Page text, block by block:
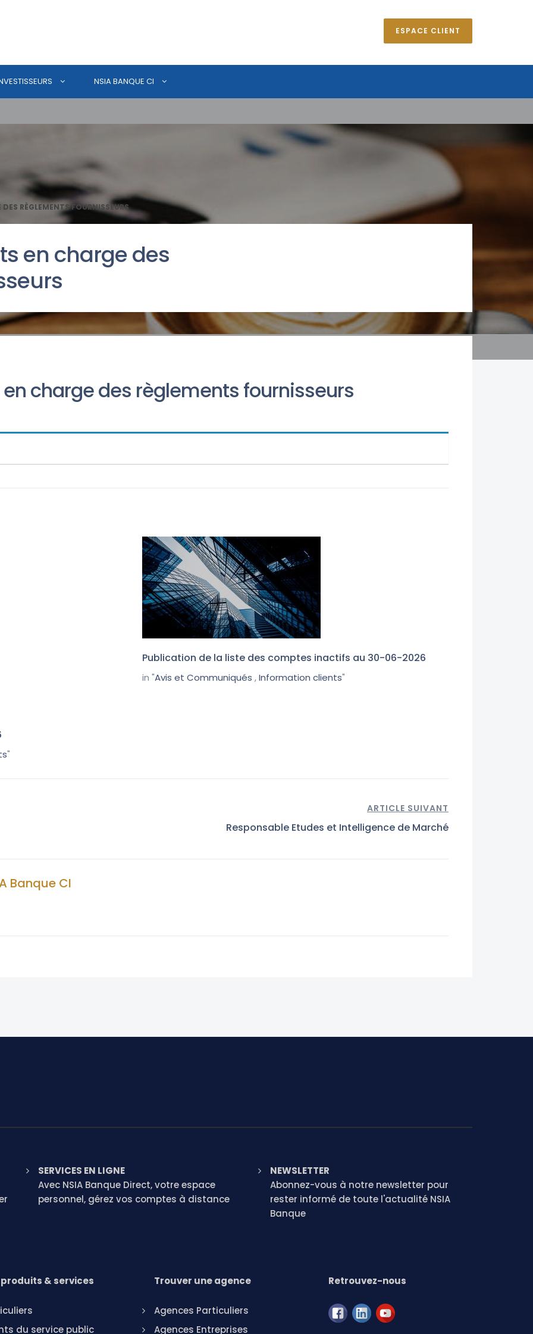
ESPACE CLIENT
NSIA BANQUE CI
RÈGLEMENTS FOURNISSEURS
en charge des
charge des règlements fournisseurs
"
Publication de la liste des comptes inactifs au 30-06-2026
in "Avis et Communiqués ,Information clients"
ARTICLE SUIVANT
Responsable Etudes et Intelligence de Marché
Banque CI
SERVICES EN LIGNE
Avec NSIA Banque Direct, votre espace
personnel, gérez vos comptes à distance
NEWSLETTER
Abonnez-vous à notre newsletter pour
rester informé de toute l'actualité NSIA
Banque
& services
du service public
Trouver une agence
Agences Particuliers
Agences Entreprises
Retrouvez-nous